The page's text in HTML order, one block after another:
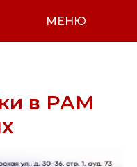
МЕНЮ
в РАМ